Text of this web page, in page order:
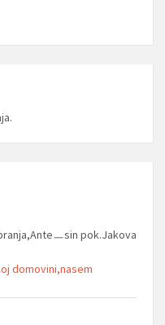
ㅡsin pok.Jakova
domovini,nasem